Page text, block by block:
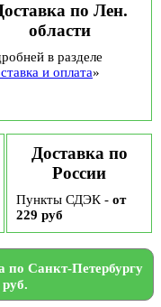
по Лен.
области
в разделе
и оплата»
Доставка по
России
Пункты СДЭК - от
229 руб
по Санкт-Петербургу